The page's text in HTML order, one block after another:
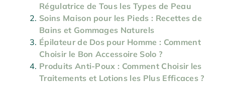
Régulatrice de Tous les Types de Peau
Soins Maison pour les Pieds : Recettes de
Bains et Gommages Naturels
Épilateur de Dos pour Homme : Comment
Choisir le Bon Accessoire Solo ?
Produits Anti-Poux : Comment Choisir les
Traitements et Lotions les Plus Efficaces ?